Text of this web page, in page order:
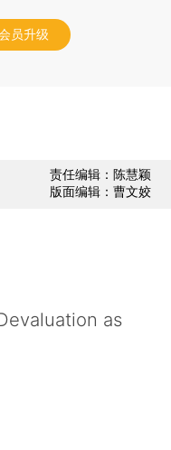
员升级
责任编辑：陈慧颖
版面编辑：曹文姣
as